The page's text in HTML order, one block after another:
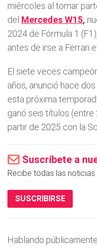
miércoles al tomar
del Mercedes W15,
2024 de Fórmula 1
antes de irse a Ferrari
El siete veces
años, anunció hace
esta próxima
ganó seis títulos
partir de 2025 con la
Suscríbete a
Recibe todas las noticias
SUSCRIBIRSE
Hablando